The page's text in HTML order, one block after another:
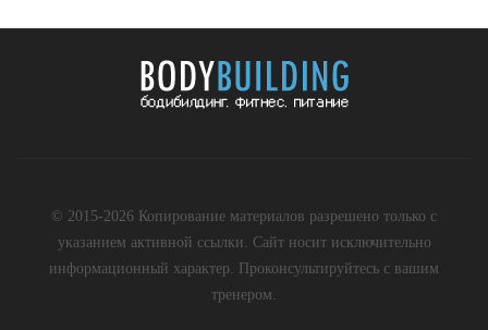
© 2015-2026 Копирование материалов разрешено только с
указанием активной ссылки. Сайт носит исключительно
информационный характер. Проконсультируйтесь с вашим
тренером.